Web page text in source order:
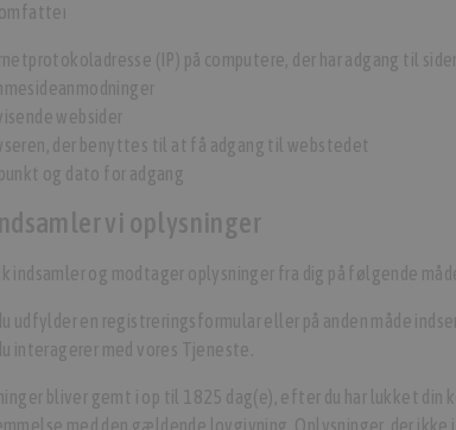
følgende:
(IP) på computere, der har adgang til
websider
der benyttes til at få adgang til webstedet
og dato for adgang
vi oplysninger
indsamler og modtager oplysninger fra dig på følgende
udfylder en registreringsformular eller på anden måde
interagerer med vores Tjeneste.
bliver gemt i op til 1825 dag(e), efter du har lukket
med den gældende lovgivning. Oplysninger, der